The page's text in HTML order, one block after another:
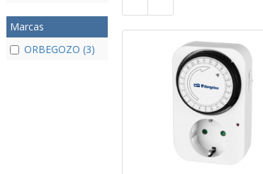
Marcas
ORBEGOZO (3)